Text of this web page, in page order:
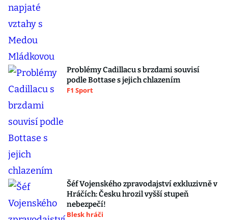
Problémy Cadillacu s brzdami souvisí
podle Bottase s jejich chlazením
F1 Sport
Šéf Vojenského zpravodajství exkluzivně v
Hráčích: Česku hrozil vyšší stupeň
nebezpečí!
Blesk hráči